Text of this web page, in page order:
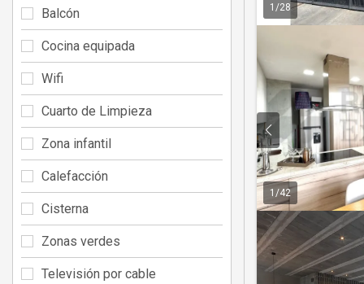
1 /28
1 /42
Balcón
Cocina equipada
Wifi
Cuarto de Limpieza
Zona infantil
Calefacción
Cisterna
Zonas verdes
Televisión por cable